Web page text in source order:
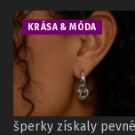
KRÁSA & MÓDA
šperky získaly